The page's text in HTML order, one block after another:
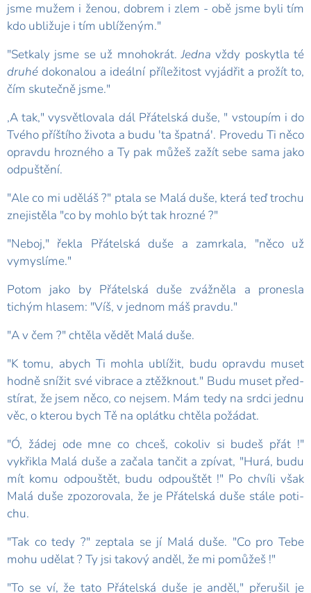
jsme mužem i ženou, dobrem i zlem - obě jsme byli tím
kdo ubližuje i tím ublíženým."
"Setkaly jsme se už mnohokrát.Jednavždy poskytla té
druhé dokonalou a ideální příležitost vyjádřit a prožít to,
čím skutečně jsme."
,A tak," vysvětlovala dál Přátelská duše, " vstoupím i do
Tvého příštího života a budu 'ta špatná'. Provedu Ti něco
opravdu hrozného a Ty pak můžeš zažít sebe sama jako
odpuštění.
"Ale co mi uděláš ?" ptala se Malá duše, která teď trochu
znejistěla "co by mohlo být tak hrozné ?"
"Neboj," řekla Přátelská duše a zamrkala, "něco už
vymyslíme."
Potom jako by Přátelská duše zvážněla a pronesla
tichým hlasem: "Víš, v jednom máš pravdu."
"A v čem ?" chtěla vědět Malá duše.
"K tomu, abych Ti mohla ublížit, budu opravdu muset
hodně snížit své vibrace a ztěžknout." Budu muset před­
stírat, že jsem něco, co nejsem. Mám tedy na srdci jednu
věc, o kterou bych Tě na oplátku chtěla požádat.
"Ó, žádej ode mne co chceš, cokoliv si budeš přát !"
vykřikla Malá duše a začala tančit a zpívat, "Hurá, budu
mít komu odpouštět, budu odpouštět !" Po chvíli však
Malá duše zpozorovala, že je Přátelská duše stále poti­
chu.
"Tak co tedy ?" zeptala se jí Malá duše. "Co pro Tebe
mohu udělat ? Ty jsi takový anděl, že mi pomůžeš !"
"To se ví, že tato Přátelská duše je anděl," přerušil je